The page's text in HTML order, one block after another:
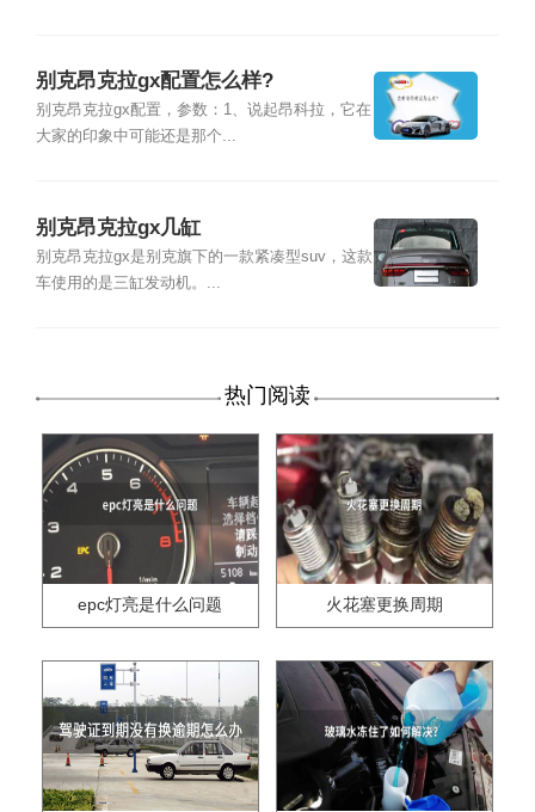
别克昂克拉gx配置怎么样?
别克昂克拉gx配置，参数：1、说起昂科拉，它在
大家的印象中可能还是那个...
别克昂克拉gx几缸
别克昂克拉gx是别克旗下的一款紧凑型suv，这款
车使用的是三缸发动机。...
热门阅读
epc灯亮是什么问题 火花塞更换周期